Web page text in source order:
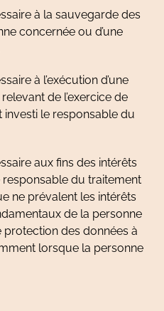
à la sauvegarde des
concernée ou d’une
à l’exécution d’une
de l’exercice de
investi le responsable du
aux fins des intérêts
du traitement
ne prévalent les intérêts
de la personne
des données à
lorsque la personne